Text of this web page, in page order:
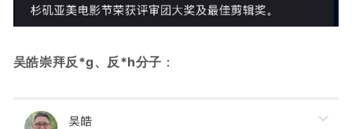
吴皓崇拜反*g、反*h分子 ：